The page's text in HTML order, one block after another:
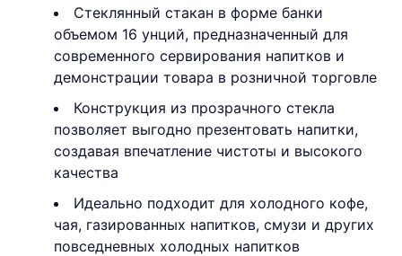
Стеклянный стакан в форме банки
объемом 16 унций, предназначенный для
современного сервирования напитков и
демонстрации товара в розничной торговле
Конструкция из прозрачного стекла
позволяет выгодно презентовать напитки,
создавая впечатление чистоты и высокого
качества
Идеально подходит для холодного кофе,
чая, газированных напитков, смузи и других
повседневных холодных напитков